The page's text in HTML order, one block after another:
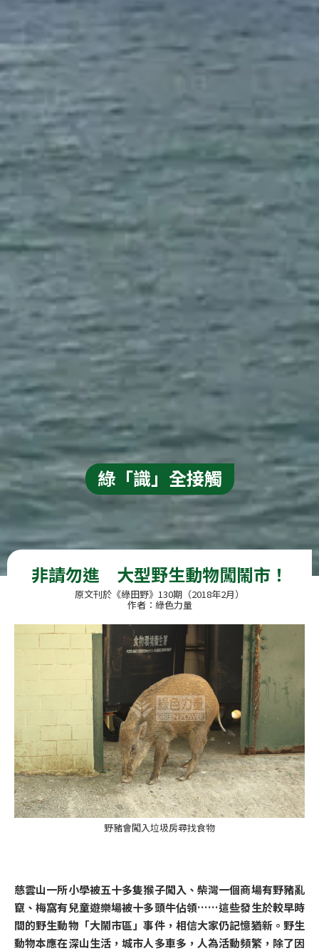
綠「識」全接觸
非請勿進　大型野生動物闖鬧市！
原文刊於《綠田野》130期（2018年2月）
作者：綠色力量
野豬會闖入垃圾房尋找食物
慈雲山一所小學被五十多隻猴子闖入、柴灣一個商場有野豬亂
竄、梅窩有兒童遊樂場被十多頭牛佔領……這些發生於較早時
間的野生動物「大鬧市區」事件，相信大家仍記憶猶新。野生
動物本應在深山生活，城市人多車多，人為活動頻繁，除了因